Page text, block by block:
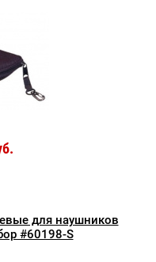
для наушников
#60198-S